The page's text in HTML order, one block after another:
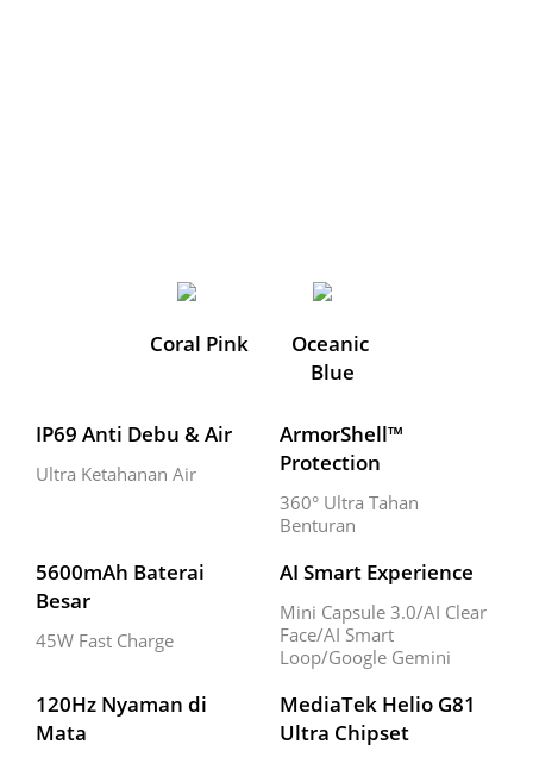
IP69 Anti Debu & Air
Ultra Ketahanan Air
ArmorShell™
Protection
360° Ultra Tahan
Benturan
5600mAh Baterai
Besar
45W Fast Charge
AI Smart Experience
Mini Capsule 3.0/AI Clear
Face/AI Smart
Loop/Google Gemini
120Hz Nyaman di
Mata
MediaTek Helio G81
Ultra Chipset
Coral Pink
Oceanic
Blue